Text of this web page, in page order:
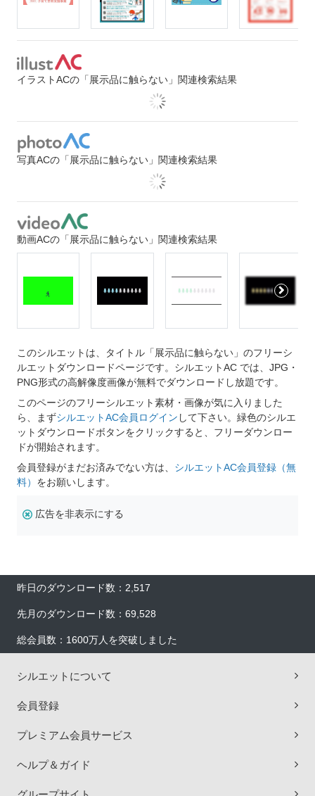
イラストACの「展示品に触らない」関連検索結果
写真ACの「展示品に触らない」関連検索結果
動画ACの「展示品に触らない」関連検索結果
このシルエットは、タイトル「展示品に触らない」のフリーシ
ルエットダウンロードページです。シルエットAC では、JPG・
PNG形式の高解像度画像が無料でダウンロードし放題です。
このページのフリーシルエット素材・画像が気に入りました
ら、まずシルエットAC会員ログイン して下さい。緑色のシルエ
ットダウンロードボタンをクリックすると、フリーダウンロー
ドが開始されます。
会員登録がまだお済みでない方は、 シルエットAC会員登録（無
料） をお願いします。
広告を非表示にする
昨日のダウンロード数：2,517
先月のダウンロード数：69,528
総会員数：1600万人を突破しました
シルエットについて
会員登録
プレミアム会員サービス
ヘルプ＆ガイド